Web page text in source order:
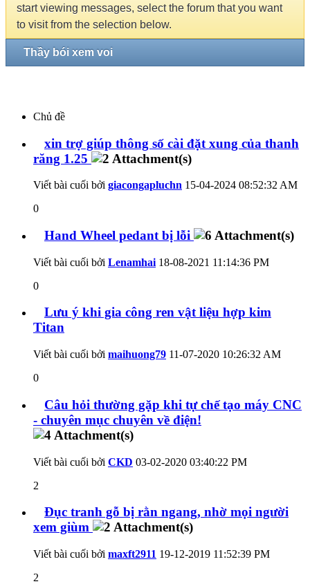
start viewing messages, select the forum that you want
to visit from the selection below.
Thầy bói xem voi
Chủ đề
xin trợ giúp thông số cài đặt xung của thanh
răng 1.25
Viết bài cuối bởi giacongapluchn 15-04-2024 08:52:32 AM
0
Hand Wheel pedant bị lỗi
Viết bài cuối bởi Lenamhai 18-08-2021 11:14:36 PM
0
Lưu ý khi gia công ren vật liệu hợp kim
Titan
Viết bài cuối bởi maihuong79 11-07-2020 10:26:32 AM
0
Câu hỏi thường gặp khi tự chế tạo máy CNC
- chuyên mục chuyên về điện!
Viết bài cuối bởi CKD 03-02-2020 03:40:22 PM
2
Đục tranh gỗ bị rằn ngang, nhờ mọi người
xem giùm
Viết bài cuối bởi maxft2911 19-12-2019 11:52:39 PM
2